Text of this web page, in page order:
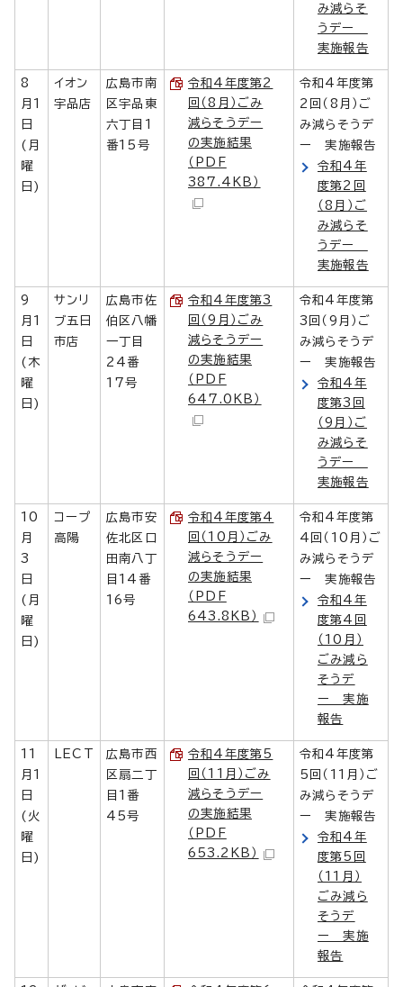
み減らそ
うデー
実施報告
8
月1
日
(月
曜
日)
イオン
宇品店
広島市南
区宇品東
六丁目1
番15号
令和4年度第2
回（8月）ごみ
減らそうデー
の実施結果
（PDF
387.4KB）
令和4年度第
2回（8月）ご
み減らそうデ
ー 実施報告
令和4年
度第2回
（8月）ご
み減らそ
うデー
実施報告
9
月1
日
(木
曜
日)
サンリ
ブ五日
市店
広島市佐
伯区八幡
一丁目
24番
17号
令和4年度第3
回（9月）ごみ
減らそうデー
の実施結果
（PDF
647.0KB）
令和4年度第
3回（9月）ご
み減らそうデ
ー 実施報告
令和4年
度第3回
（9月）ご
み減らそ
うデー
実施報告
10
月
3
日
(月
曜
日)
コープ
高陽
広島市安
佐北区口
田南八丁
目14番
16号
令和4年度第4
回（10月）ごみ
減らそうデー
の実施結果
（PDF
643.8KB）
令和4年度第
4回（10月）ご
み減らそうデ
ー 実施報告
令和4年
度第4回
（10月）
ごみ減ら
そうデ
ー 実施
報告
11
月1
日
(火
曜
日)
LECT
広島市西
区扇二丁
目1番
45号
令和4年度第5
回（11月）ごみ
減らそうデー
の実施結果
（PDF
653.2KB）
令和4年度第
5回（11月）ご
み減らそうデ
ー 実施報告
令和4年
度第5回
（11月）
ごみ減ら
そうデ
ー 実施
報告